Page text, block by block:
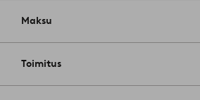
Maksu
Toimitus